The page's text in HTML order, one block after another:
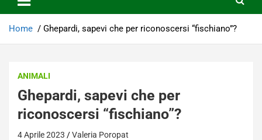
Home Ghepardi, sapevi che per riconoscersi “fischiano”?
ANIMALI
Ghepardi, sapevi che per
riconoscersi “fischiano”?
4 Aprile 2023 Valeria Poropat